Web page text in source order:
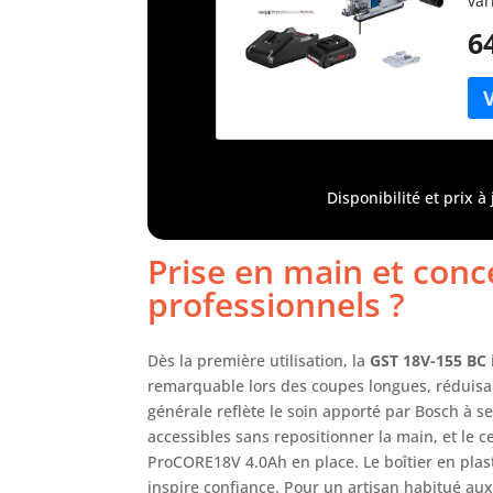
Disponibilité et prix à
Prise en main et
professionnels ?
Dès la première utilisation, la GST 18V-155 BC
remarquable lors des coupes longues,
générale reflète le soin apporté par Bosch à
accessibles sans repositionner la main, et le
ProCORE18V 4.0Ah en place. Le boîtier en
inspire confiance. Pour un artisan habitué